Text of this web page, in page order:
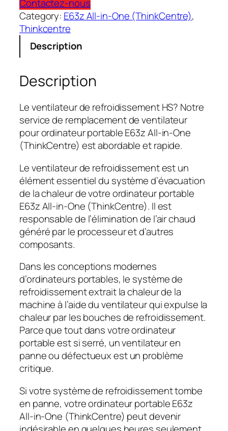
Contactez-nous
Category: E63z All-in-One (ThinkCentre)
Thinkcentre
Description
Description
Le ventilateur de refroidissement HS? Notre
service de remplacement de ventilateur
pour ordinateur portable E63z All-in-One
(ThinkCentre) est abordable et rapide.
Le ventilateur de refroidissement est un
élément essentiel du système d’évacuation
de la chaleur de votre ordinateur portable
E63z All-in-One (ThinkCentre). Il est
responsable de l’élimination de l’air chaud
généré par le processeur et d’autres
composants.
Dans les conceptions modernes
d’ordinateurs portables, le système de
refroidissement extrait la chaleur de la
machine à l’aide du ventilateur qui expulse la
chaleur par les bouches de refroidissement.
Parce que tout dans votre ordinateur
portable est si serré, un ventilateur en
panne ou défectueux est un problème
critique.
Si votre système de refroidissement tombe
en panne, votre ordinateur portable E63z
All-in-One (ThinkCentre) peut devenir